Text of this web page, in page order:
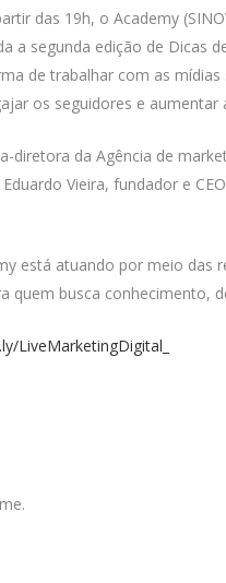
das 19h, o Academy
a segunda edição de Dicas
de trabalhar com as
os seguidores e aumentar
diretora da Agência de
Vieira, fundador e
está atuando por meio das
quem busca conhecimento,
LiveMarketingDigital_